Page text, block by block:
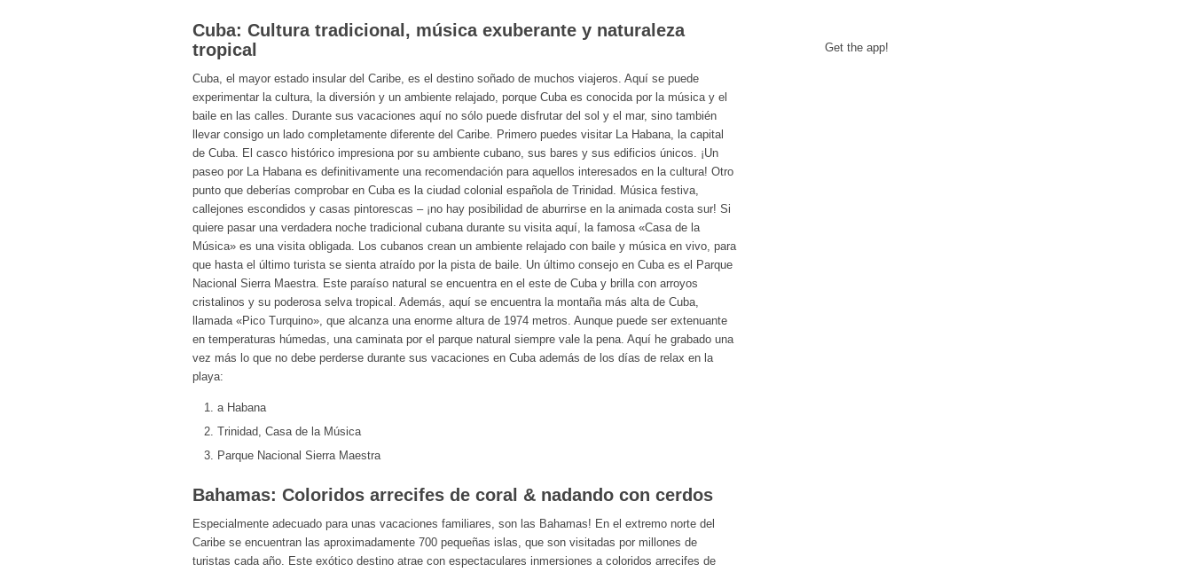
Cuba: Cultura tradicional, música exuberante y naturaleza
tropical
Cuba, el mayor estado insular del Caribe, es el destino soñado de muchos viajeros. Aquí se puede
experimentar la cultura, la diversión y un ambiente relajado, porque Cuba es conocida por la música y el
baile en las calles. Durante sus vacaciones aquí no sólo puede disfrutar del sol y el mar, sino también
llevar consigo un lado completamente diferente del Caribe. Primero puedes visitar La Habana, la capital
de Cuba. El casco histórico impresiona por su ambiente cubano, sus bares y sus edificios únicos. ¡Un
paseo por La Habana es definitivamente una recomendación para aquellos interesados en la cultura! Otro
punto que deberías comprobar en Cuba es la ciudad colonial española de Trinidad. Música festiva,
callejones escondidos y casas pintorescas – ¡no hay posibilidad de aburrirse en la animada costa sur! Si
quiere pasar una verdadera noche tradicional cubana durante su visita aquí, la famosa «Casa de la
Música» es una visita obligada. Los cubanos crean un ambiente relajado con baile y música en vivo, para
que hasta el último turista se sienta atraído por la pista de baile. Un último consejo en Cuba es el Parque
Nacional Sierra Maestra. Este paraíso natural se encuentra en el este de Cuba y brilla con arroyos
cristalinos y su poderosa selva tropical. Además, aquí se encuentra la montaña más alta de Cuba,
llamada «Pico Turquino», que alcanza una enorme altura de 1974 metros. Aunque puede ser extenuante
en temperaturas húmedas, una caminata por el parque natural siempre vale la pena. Aquí he grabado una
vez más lo que no debe perderse durante sus vacaciones en Cuba además de los días de relax en la
playa:
a Habana
Trinidad, Casa de la Música
Parque Nacional Sierra Maestra
Bahamas: Coloridos arrecifes de coral & nadando con cerdos
Especialmente adecuado para unas vacaciones familiares, son las Bahamas! En el extremo norte del
Caribe se encuentran las aproximadamente 700 pequeñas islas, que son visitadas por millones de
turistas cada año. Este exótico destino atrae con espectaculares inmersiones a coloridos arrecifes de
Get the app!